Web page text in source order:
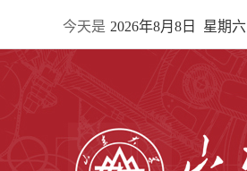
今天是 2026年8月8日 星期六